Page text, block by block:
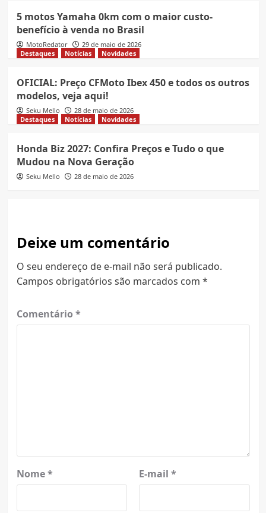
5 motos Yamaha 0km com o maior custo-
benefício à venda no Brasil
MotoRedator
29 de maio de 2026
Destaques
Notícias Novidades
OFICIAL: Preço CFMoto Ibex 450 e todos os outros
modelos, veja aqui!
Seku Mello
28 de maio de 2026
Destaques
Notícias Novidades
Honda Biz 2027: Confira Preços e Tudo o que
Mudou na Nova Geração
Seku Mello 28 de maio de 2026
Deixe um comentário
O seu endereço de e-mail não será publicado.
Campos obrigatórios são marcados com *
Comentário *
Nome* E-mail *